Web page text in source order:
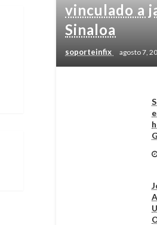
vinculado a
Sinaloa
soporteinfix agosto 7,